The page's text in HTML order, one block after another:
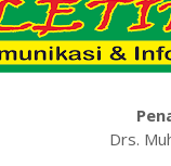
Drs.